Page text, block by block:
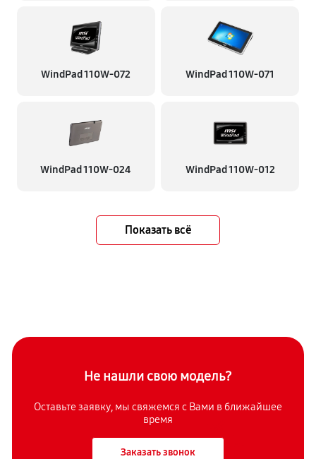
WindPad 110W-072 WindPad 110W-071
WindPad 110W-024 WindPad 110W-012
Показать всё
Не нашли свою модель?
Оставьте заявку, мы свяжемся с Вами в ближайшее
время
Заказать звонок